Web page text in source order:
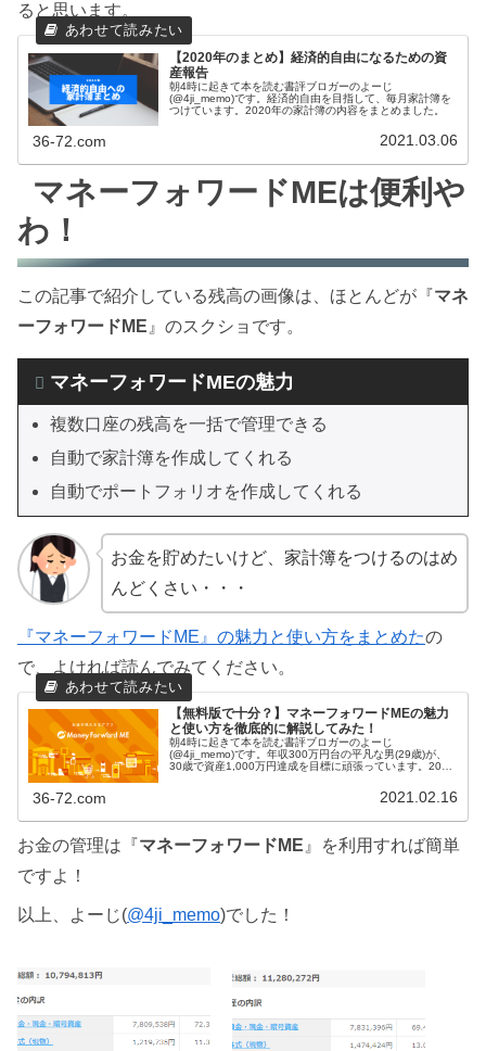
ると思います。
【2020年のまとめ】経済的自由になるための資
産報告
朝4時に起きて本を読む書評ブロガーのよーじ
(@4ji_memo)です。経済的自由を目指して、毎月家計簿を
つけています。2020年の家計簿の内容をまとめました。
36-72.com 2021.03.06
マネーフォワードMEは便利や
わ！
この記事で紹介している残高の画像は、ほとんどが『マネ
ーフォワードME 』のスクショです。
マネーフォワードMEの魅力
複数口座の残高を一括で管理できる
自動で家計簿を作成してくれる
自動でポートフォリオを作成してくれる
お金を貯めたいけど、家計簿をつけるのはめ
んどくさい・・・
『マネーフォワードME』の魅力と使い方をまとめたの
で、よければ読んでみてください。
【無料版で十分？】マネーフォワードMEの魅力
と使い方を徹底的に解説してみた！
朝4時に起きて本を読む書評ブロガーのよーじ
(@4ji_memo)です。年収300万円台の平凡な男(29歳)が、
30歳で資産1,000万円達成を目標に頑張っています。2021
36-72.com 2021.02.16
お金の管理は『マネーフォワードME 』を利用すれば簡単
ですよ！
以上、よーじ(@4ji_memo)でした！